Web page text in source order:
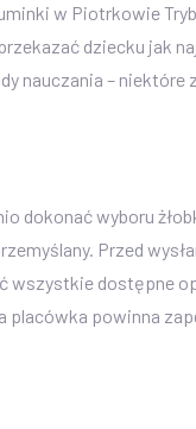
w Piotrkowie
dziecku jak
nauczania – niektóre
dokonać wyboru
Przed
wszystkie dostępne
placówka powinna